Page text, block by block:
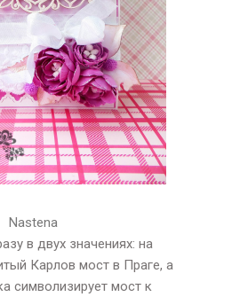
Nastena
в двух значениях: на
Карлов мост в Праге, а
символизирует мост к